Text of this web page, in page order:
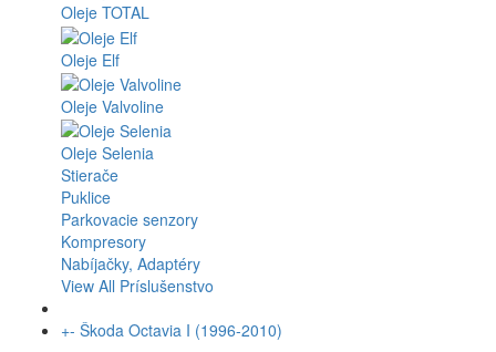
Oleje TOTAL
Oleje Elf
Oleje Valvoline
Oleje Selenia
Stierače
Puklice
Parkovacie senzory
Kompresory
Nabíjačky, Adaptéry
View All Príslušenstvo
+- Škoda Octavia I (1996-2010)